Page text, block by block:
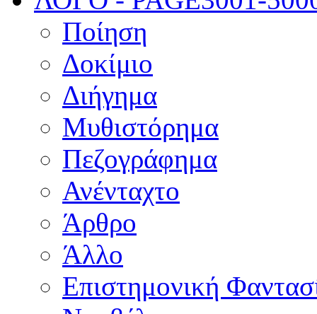
Ποίηση
Δοκίμιο
Διήγημα
Μυθιστόρημα
Πεζογράφημα
Ανένταχτο
Άρθρο
Άλλο
Επιστημονική